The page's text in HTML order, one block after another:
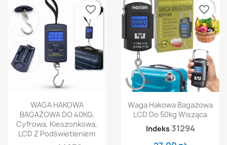
WAGA HAKOWA
BAGAŻOWA DO 40KG,
Cyfrowa, Kieszonkowa,
LCD Z Podświetleniem
favorite_border
Waga Hakowa Bagażowa
LCD Do 50kg Wisząca
Indeks 31294
favorite_border